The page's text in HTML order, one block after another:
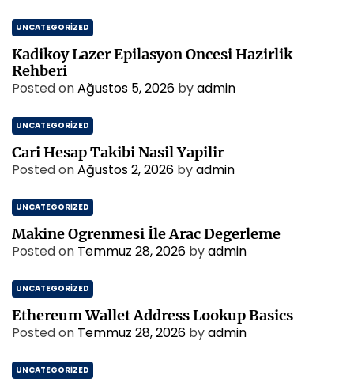
UNCATEGORIZED
Kadikoy Lazer Epilasyon Oncesi Hazirlik
Rehberi
Posted onAğustos 5, 2026 byadmin
UNCATEGORIZED
Cari Hesap Takibi Nasil Yapilir
Posted onAğustos 2, 2026 byadmin
UNCATEGORIZED
Makine Ogrenmesi İle Arac Degerleme
Posted on Temmuz 28, 2026 byadmin
UNCATEGORIZED
Ethereum Wallet Address Lookup Basics
Posted on Temmuz 28, 2026 byadmin
UNCATEGORIZED